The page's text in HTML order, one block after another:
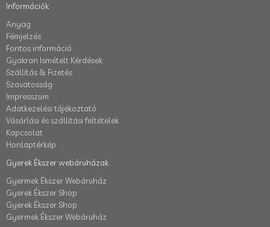
Információk
Anyag
Fémjelzés
Fontos információ
Gyakran Ismételt Kérdések
Szállítás & Fizetés
Szavatosság
Impresszum
Adatkezelési tájékoztató
Vásárlási és szállítási feltételek
Kapcsolat
Honlaptérkép
Gyerek Ékszer webáruházak
Gyermek Ékszer Webáruház
Gyerek Ékszer Shop
Gyerek Ékszer Shop
Gyermek Ékszer Webáruház